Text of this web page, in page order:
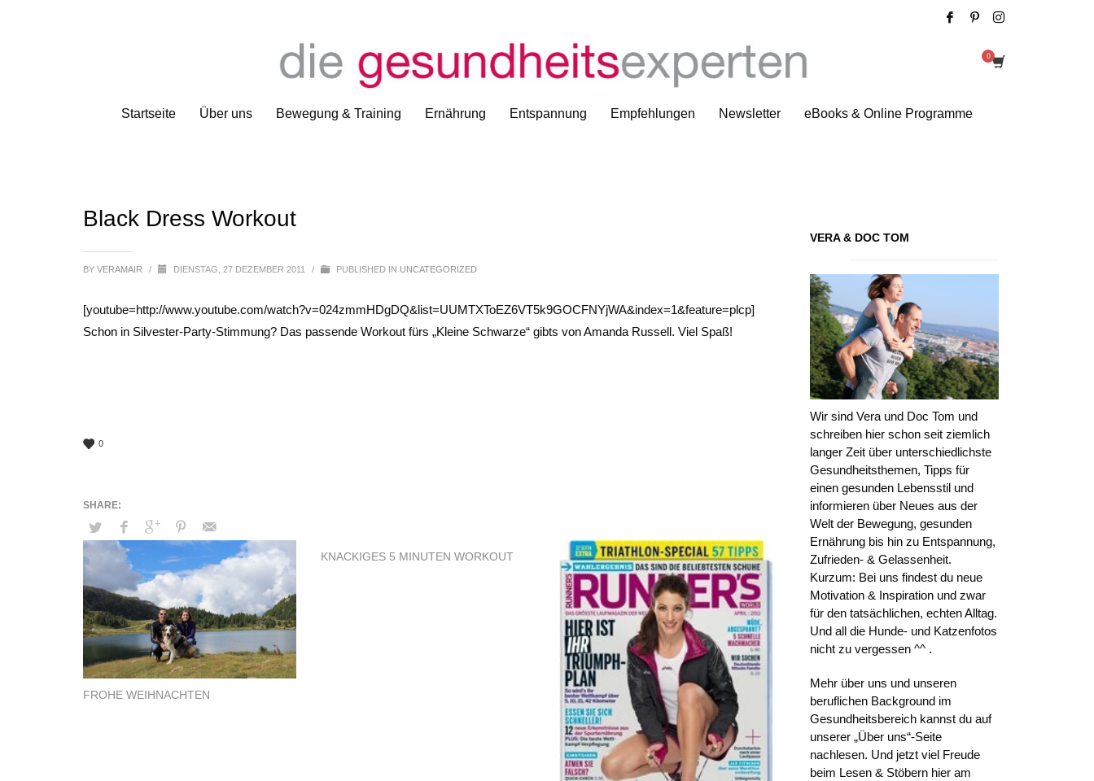
Startseite Über uns Bewegung & Training Ernährung Entspannung Empfehlungen Newsletter eBooks & Online Programme
Black Dress Workout
Black Dress Workout
BY VERAMAIR / DIENSTAG, 27 DEZEMBER 2011 / PUBLISHED IN UNCATEGORIZED
[youtube=http://www.youtube.com/watch?v=024zmmHDgDQ&list=UUMTXToEZ6VT5k9GOCFNYjWA&index=1&feature=plcp]
Schon in Silvester-Party-Stimmung? Das passende Workout fürs „Kleine Schwarze“ gibts von Amanda Russell. Viel Spaß!
0
FROHE WEIHNACHTEN
KNACKIGES 5 MINUTEN WORKOUT
VERA & DOC TOM
Wir sind Vera und Doc Tom und
schreiben hier schon seit ziemlich
langer Zeit über unterschiedlichste
Gesundheitsthemen, Tipps für
einen gesunden Lebensstil und
informieren über Neues aus der
Welt der Bewegung, gesunden
Ernährung bis hin zu Entspannung,
Zufrieden- & Gelassenheit.
Kurzum: Bei uns findest du neue
Motivation & Inspiration und zwar
für den tatsächlichen, echten Alltag.
Und all die Hunde- und Katzenfotos
nicht zu vergessen ^^ .
Mehr über uns und unseren
beruflichen Background im
Gesundheitsbereich kannst du auf
unserer „Über uns“-Seite
nachlesen. Und jetzt viel Freude
beim Lesen & Stöbern hier am